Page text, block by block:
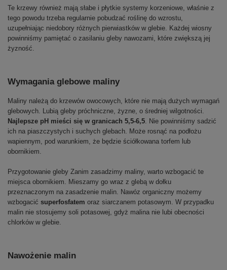
Te krzewy również mają słabe i płytkie systemy korzeniowe, właśnie z
tego powodu trzeba regularnie pobudzać roślinę do wzrostu,
uzupełniając niedobory różnych pierwiastków w glebie. Każdej wiosny
powinniśmy pamiętać o zasilaniu gleby nawozami, które zwiększą jej
żyzność.
Wymagania glebowe maliny
Maliny należą do krzewów owocowych, które nie mają dużych wymagań
glebowych. Lubią gleby próchniczne, żyzne, o średniej wilgotności.
Najlepsze pH mieści się w granicach 5,5-6,5 . Nie powinniśmy sadzić
ich na piaszczystych i suchych glebach. Może rosnąć na podłożu
wapiennym, pod warunkiem, że będzie ściółkowana torfem lub
obornikiem.
Przygotowanie gleby Zanim zasadzimy maliny, warto wzbogacić te
miejsca obornikiem. Mieszamy go wraz z glebą w dołku
przeznaczonym na zasadzenie malin. Nawóz organiczny możemy
wzbogacić superfosfatem oraz siarczanem potasowym. W przypadku
malin nie stosujemy soli potasowej, gdyż malina nie lubi obecności
chlorków w glebie.
Nawożenie malin